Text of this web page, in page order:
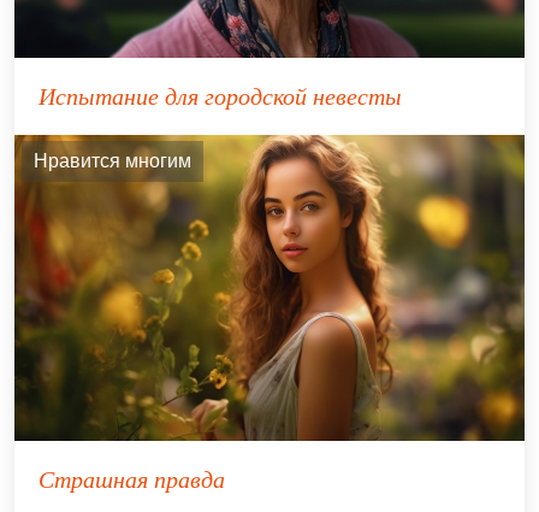
Испытание для городской невесты
Нравится многим
Страшная правда